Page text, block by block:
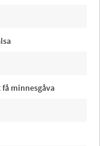
minnesgåva